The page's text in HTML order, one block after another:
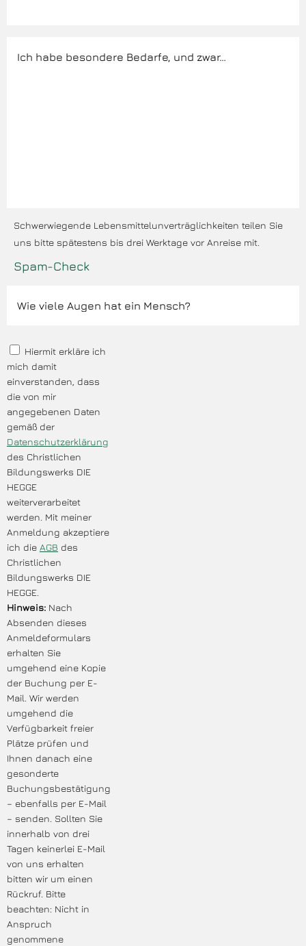
Schwerwiegende Lebensmittelunverträglichkeiten teilen Sie
uns bitte spätestens bis drei Werktage vor Anreise mit.
Spam-Check
Hiermit erkläre ich
mich damit
einverstanden, dass
die von mir
angegebenen Daten
gemäß der
Datenschutzerklärung
des Christlichen
Bildungswerks DIE
HEGGE
weiterverarbeitet
werden. Mit meiner
Anmeldung akzeptiere
ich die AGB des
Christlichen
Bildungswerks DIE
HEGGE.
Hinweis: Nach
Absenden dieses
Anmeldeformulars
erhalten Sie
umgehend eine Kopie
der Buchung per E-
Mail. Wir werden
umgehend die
Verfügbarkeit freier
Plätze prüfen und
Ihnen danach eine
gesonderte
Buchungsbestätigung
– ebenfalls per E-Mail
– senden. Sollten Sie
innerhalb von drei
Tagen keinerlei E-Mail
von uns erhalten
bitten wir um einen
Rückruf. Bitte
beachten: Nicht in
Anspruch
genommene